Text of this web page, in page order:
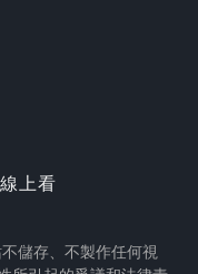
上看
儲存、不製作任何視